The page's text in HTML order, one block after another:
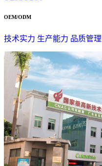
OEM/ODM
技术实力 生产能力 品质管理